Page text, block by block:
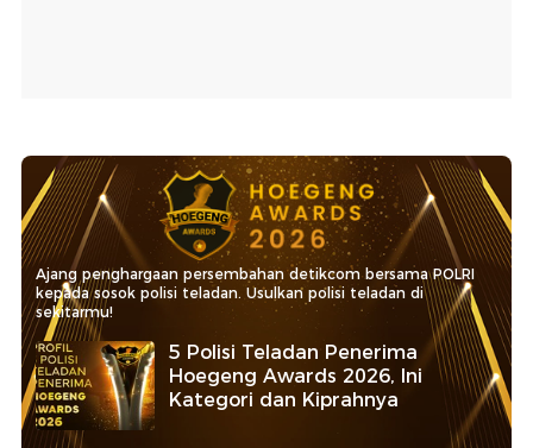
Ajang penghargaan persembahan detikcom bersama POLRI
kepada sosok polisi teladan. Usulkan polisi teladan di
sekitarmu!
5 Polisi Teladan Penerima
Hoegeng Awards 2026, Ini
Kategori dan Kiprahnya